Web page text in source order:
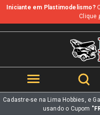
b
Iniciante em Plastimodelismo?
Clique
Cadastre-se na Lima Hobbies, e
usando o Cupom